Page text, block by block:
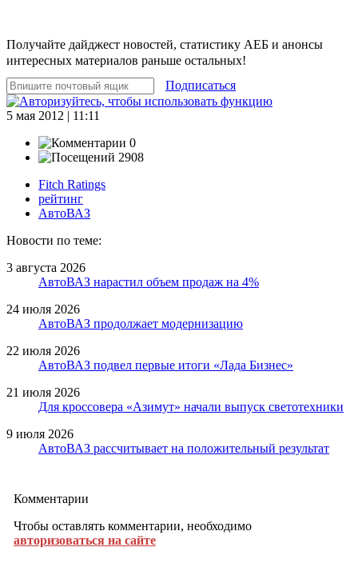
Получайте дайджест новостей, статистику АЕБ и анонсы
интересных материалов раньше остальных!
Подписаться
5 мая 2012 | 11:11
0
2908
Fitch Ratings
рейтинг
АвтоВАЗ
Новости по теме:
3 августа 2026
АвтоВАЗ нарастил объем продаж на 4%
24 июля 2026
АвтоВАЗ продолжает модернизацию
22 июля 2026
АвтоВАЗ подвел первые итоги «Лада Бизнес»
21 июля 2026
Для кроссовера «Азимут» начали выпуск светотехники
9 июля 2026
АвтоВАЗ рассчитывает на положительный результат
Комментарии
Чтобы оставлять комментарии, необходимо
авторизоваться на сайте